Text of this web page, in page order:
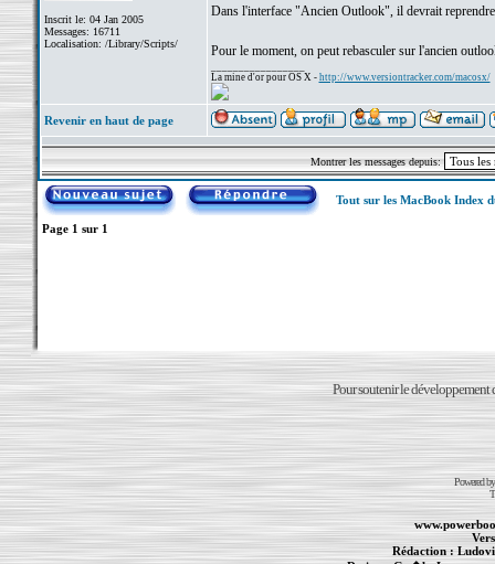
Inscrit le: 04 Jan 2005
Messages: 16711
Localisation: /Library/Scripts/
Dans l'interface "Ancien Outlook", il devrait
Pour le moment, on peut rebasculer sur l'ancien
La mine d'or pour OS X - http://www.versiontracker.com/macosx/
Revenir en haut de page
Montrer les messages depuis:
Tout sur les MacBook Index
Page 1 sur 1
Pour soutenir le développement
Powered
Rédaction :